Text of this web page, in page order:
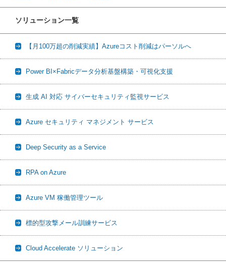
ソリューション一覧
【月100万超の削減実績】Azureコスト削減はパーソルへ
Power BI×Fabricデータ分析基盤構築・可視化支援
生成 AI 対応 サイバーセキュリティ監視サービス
Azure セキュリティ マネジメント サービス
Deep Security as a Service
RPA on Azure
Azure VM 稼働管理ツール
標的型攻撃メール訓練サービス
Cloud Accelerate ソリューション